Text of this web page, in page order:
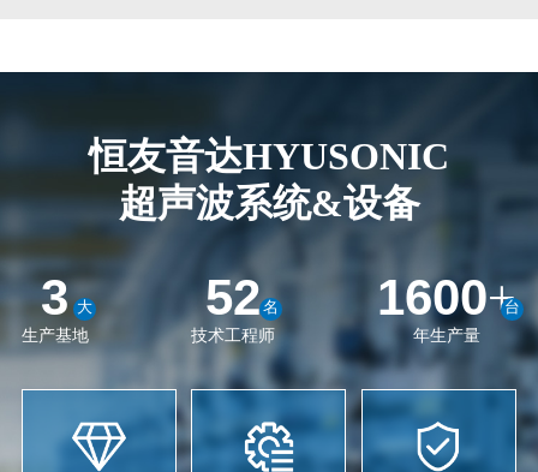
恒友音达HYUSONIC
超声波系统&设备
3 大
生产基地
52名
技术工程师
1600+
台
年生产量